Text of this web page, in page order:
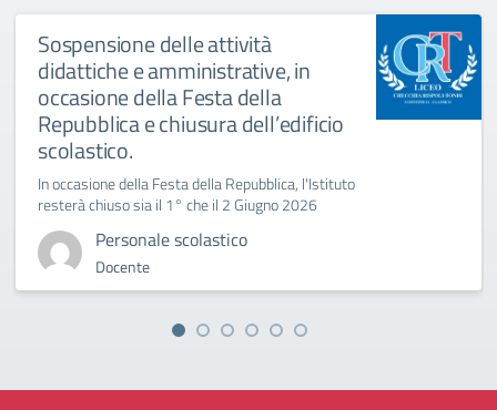
Sospensione delle attività
didattiche e amministrative, in
occasione della Festa della
Repubblica e chiusura dell’edificio
scolastico.
In occasione della Festa della Repubblica, l'Istituto
resterà chiuso sia il 1° che il 2 Giugno 2026
Personale scolastico
Docente